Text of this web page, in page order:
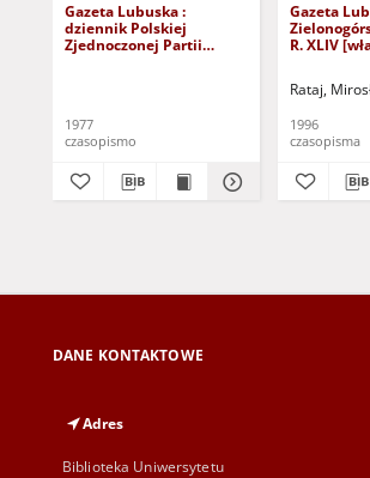
Gazeta Lubuska :
dziennik Polskiej
Zjednoczonej Partii
1977
czasopismo
Gazeta
R. XLIV
Rataj,
1996
czasopisma
DANE KONTAKTOWE
Adres
Biblioteka Uniwersytetu